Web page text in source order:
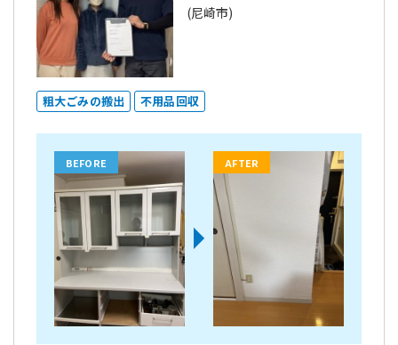
(尼崎市)
粗大ごみの搬出 不用品回収
BEFORE AFTER